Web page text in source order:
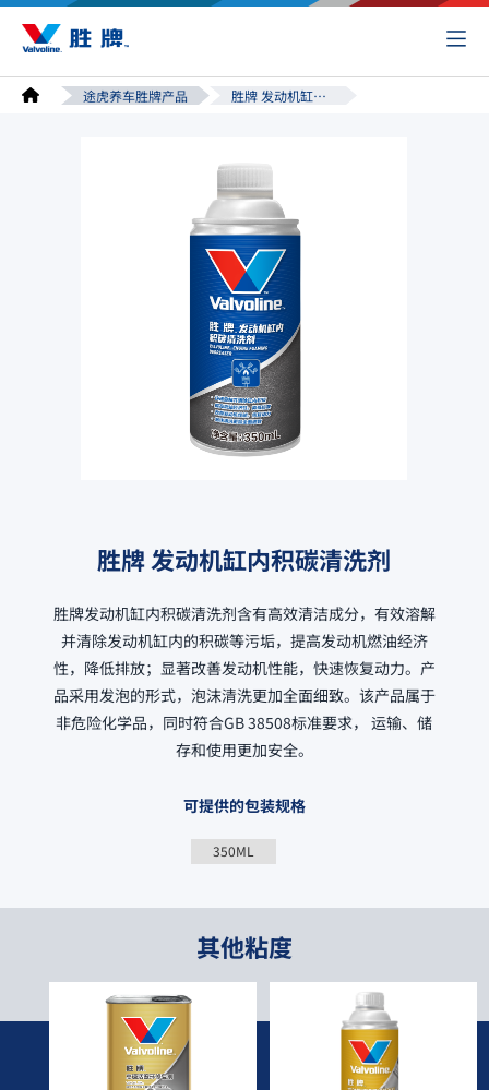
途虎养车胜牌产品 胜牌 发动机缸内积碳清洗剂
胜牌 发动机缸内积碳清洗剂
胜牌发动机缸内积碳清洗剂含有高效清洁成分，有效溶解
并清除发动机缸内的积碳等污垢，提高发动机燃油经济
性，降低排放；显著改善发动机性能，快速恢复动力。产
品采用发泡的形式，泡沫清洗更加全面细致。该产品属于
非危险化学品，同时符合GB 38508标准要求， 运输、储
存和使用更加安全。
可提供的包装规格
350ML
其他粘度